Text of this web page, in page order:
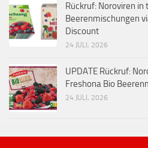
Rückruf: Noroviren
Beerenmischungen
Discount
24 JULI, 2026
UPDATE Rückruf:
Freshona Bio
24 JULI, 2026